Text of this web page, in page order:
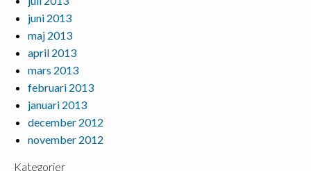
juni 2013
maj 2013
april 2013
mars 2013
februari 2013
januari 2013
december 2012
november 2012
Kategorier